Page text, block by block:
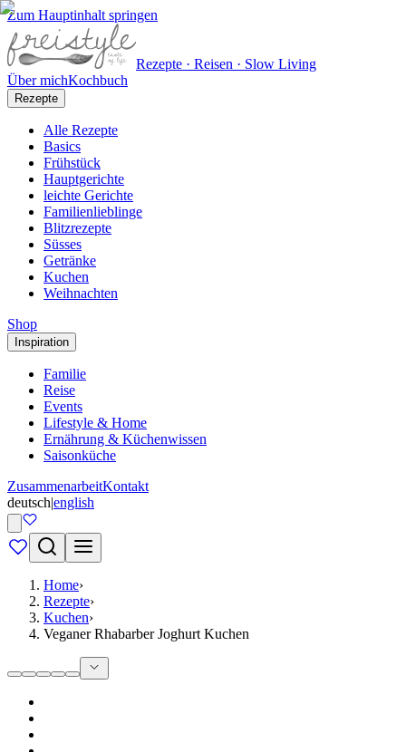
Zum Hauptinhalt springen
Rezepte · Reisen · Slow Living
Über michKochbuch
Rezepte
Alle Rezepte
Basics
Frühstück
Hauptgerichte
leichte Gerichte
Familienlieblinge
Blitzrezepte
Süsses
Getränke
Kuchen
Weihnachten
Shop
Inspiration
Familie
Reise
Events
Lifestyle & Home
Ernährung & Küchenwissen
Saisonküche
ZusammenarbeitKontakt
deutsch|english
Home›
Rezepte›
Kuchen›
Veganer Rhabarber Joghurt Kuchen